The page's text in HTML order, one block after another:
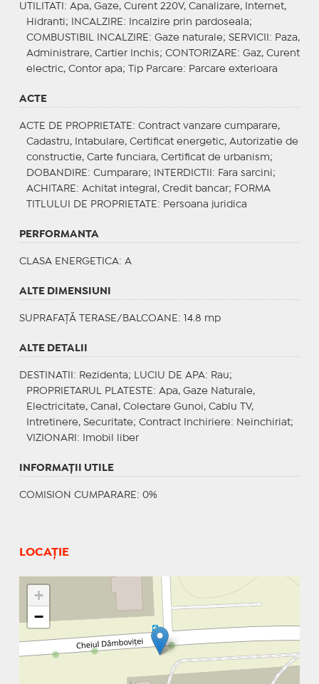
UTILITATI : Apa, Gaze, Curent 220V, Canalizare, Internet,
Hidranti;
INCALZIRE : Incalzire prin pardoseala;
COMBUSTIBIL INCALZIRE : Gaze naturale; SERVICII : Paza,
Administrare, Cartier Inchis; CONTORIZARE : Gaz, Curent
electric, Contor apa;
Tip Parcare: Parcare exterioara
ACTE
ACTE DE PROPRIETATE : Contract vanzare cumparare,
Cadastru, Intabulare, Certificat energetic, Autorizatie de
constructie, Carte funciara, Certificat de urbanism;
DOBANDIRE : Cumparare; INTERDICTII : Fara sarcini;
ACHITARE : Achitat integral, Credit bancar; FORMA
TITLULUI DE PROPRIETATE : Persoana juridica
PERFORMANTA
CLASA ENERGETICA: A
ALTE DIMENSIUNI
SUPRAFAȚĂ TERASE/BALCOANE: 14.8 mp
ALTE DETALII
DESTINATII : Rezidenta; LUCIU DE APA: Rau;
PROPRIETARUL PLATESTE : Apa, Gaze Naturale,
Electricitate, Canal, Colectare Gunoi, Cablu TV,
Intretinere, Securitate; Contract Inchiriere: Neinchiriat;
VIZIONARI : Imobil liber
INFORMAŢII UTILE
COMISION CUMPARARE: 0%
LOCAȚIE
+
−